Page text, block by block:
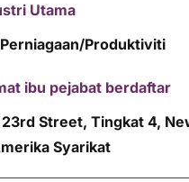
Utama
Produktiviti
ibu pejabat berdaftar
Street, Tingkat 4,
Syarikat